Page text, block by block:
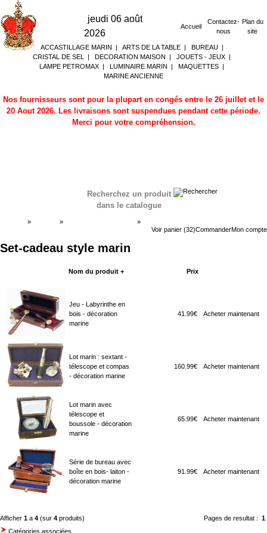
jeudi 06 août
2026
Accueil
Contactez-
nous
Plan du
site
ACCASTILLAGE MARIN | ARTS DE LA TABLE| BUREAU|
CRISTAL DE SEL
| DECORATION MAISON | JOUETS - JEUX |
LAMPE PETROMAX | LUMINAIRE MARIN | MAQUETTES |
MARINE ANCIENNE
Nos fournisseurs sont pour la plupart en congés entre le 26 juillet et le
20 Aout 2026. Les livraisons sont suspendues pendant cette période.
Merci pour votre compréhension.
Recherchez un produit
dans le catalogue
Voir panier (32)CommanderMon compte
» »
»
Set-cadeau style marin
Nom du produit + Prix
Jeu - Labyrinthe en
bois - décoration
marine
41.99€ Acheter maintenant
Lot marin : sextant -
télescope et compas
- décoration marine
160.99€ Acheter maintenant
Lot marin avec
télescope et
boussole - décoration
marine
65.99€ Acheter maintenant
Série de bureau avec
boîte en bois- laiton -
décoration marine
91.99€ Acheter maintenant
Pages de resultat : 1
Afficher 1 a 4 (sur 4 produits)
Catégories associées